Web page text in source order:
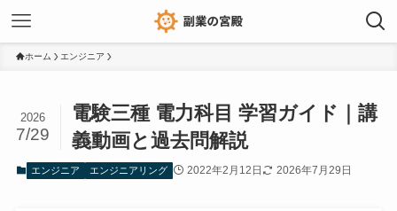
ホーム エンジニア
電験三種 電力科目 学習ガイド｜講
義動画と過去問解説
2026
7/29
エンジニア エンジニアリング 2022年2月12日 2026年7月29日